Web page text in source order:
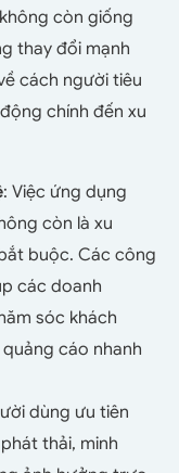
còn giống
thay đổi mạnh
cách người tiêu
chính đến xu
: Việc ứng dụng
còn là xu
buộc. Các công
các doanh
sóc khách
cáo nhanh
dùng ưu tiên
thải, minh